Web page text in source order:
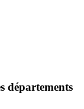
départements